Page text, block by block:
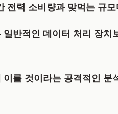
전력 소비량과 맞먹는 규모
반적인 데이터 처리 장
를 것이라는 공격적인